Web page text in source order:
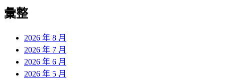
覽
彙整
2026 年 8 月
2026 年 7 月
2026 年 6 月
2026 年 5 月